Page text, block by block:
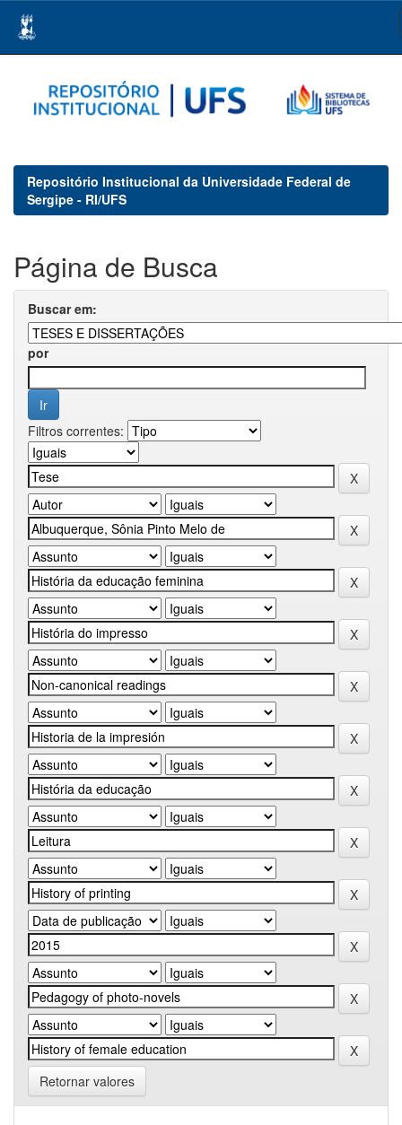
navigation
Repositório Institucional da Universidade Federal de
Sergipe - RI/UFS
Página de Busca
Buscar em:
por
Filtros correntes:
Retornar valores